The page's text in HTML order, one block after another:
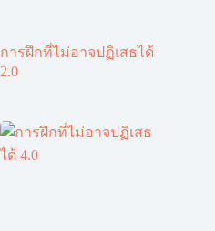
การฝึกที่ไม่อาจปฏิเสธได้
2.0